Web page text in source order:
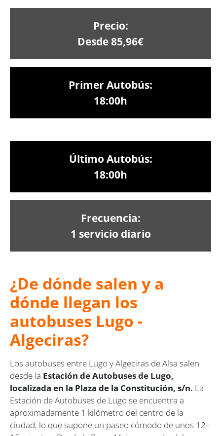
Precio:
Desde 85,96€
Primer Autobús:
18:00h
Último Autobús:
18:00h
Frecuencia:
1 servicio diario
¿De dónde salen y a
dónde llegan los
autobuses Lugo -
Algeciras?
Los autobuses entre Lugo y Algeciras de Alsa salen
desde la Estación de Autobuses de Lugo,
localizada en la Plaza de la Constitución, s/n. La
Estación de Autobuses de Lugo se encuentra a
aproximadamente 1 kilómetro del centro de la
ciudad, lo que supone un paseo cómodo de unos 12–